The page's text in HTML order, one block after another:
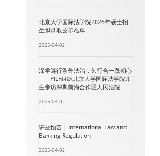
北京大学国际法学院2026年硕士招
生拟录取公示名单
2026-04-02
深学笃行涉外法治，知行合一践初心
——PILF组织北京大学国际法学院师
生参访深圳前海合作区人民法院
2026-04-02
讲座预告 | International Law and
Banking Regulation
2026-04-02